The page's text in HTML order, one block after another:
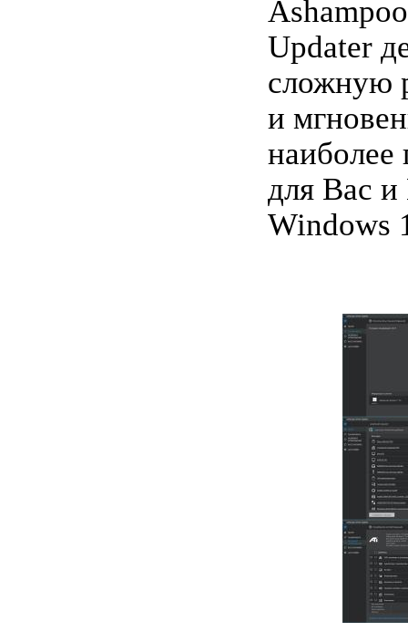
Updater
сложную
и
для Вас
Windows